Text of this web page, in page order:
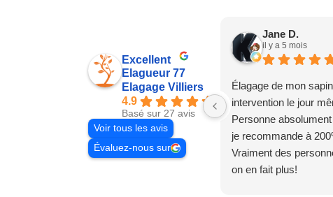
Excellent
Elagueur 77
Elagage Villiers
4.9
Basé sur 27 avis
Voir tous les avis
Évaluez-nous sur
Jane D.
il y a 5 mois
Élagage de mon
intervention le jour
Personne
je recommande à
Vraiment des
on en fait plus!